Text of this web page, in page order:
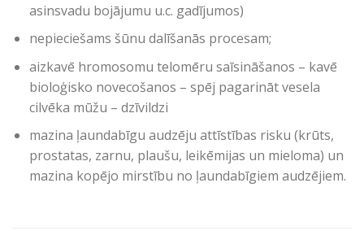
asinsvadu bojājumu u.c. gadījumos)
nepieciešams šūnu dalīšanās procesam;
aizkavē hromosomu telomēru saīsināšanos – kavē
bioloģisko novecošanos – spēj pagarināt vesela
cilvēka mūžu – dzīvildzi
mazina ļaundabīgu audzēju attīstības risku (krūts,
prostatas, zarnu, plaušu, leikēmijas un mieloma) un
mazina kopējo mirstību no ļaundabīgiem audzējiem.